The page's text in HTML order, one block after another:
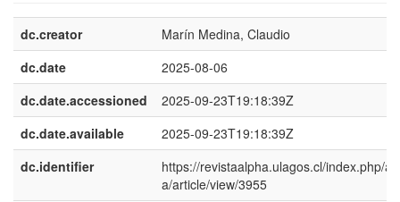
dc.creator
Marín Medina, Claudio
dc.date
2025-08-06
dc.date.accessioned
2025-09-23T19:18:39Z
dc.date.available
2025-09-23T19:18:39Z
dc.identifier
https://revistaalpha.ulagos.cl/index.php/
a/article/view/3955